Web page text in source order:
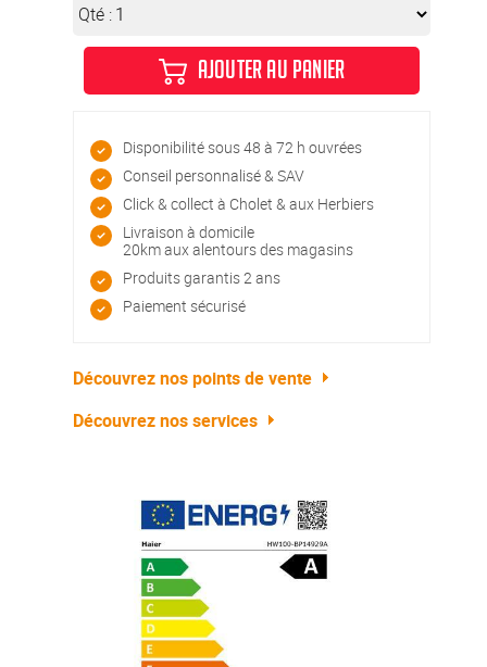
Qté :
AJOUTER AU PANIER
Disponibilité sous 48 à 72 h ouvrées
Conseil personnalisé & SAV
Click & collect à Cholet & aux Herbiers
Livraison à domicile
20km aux alentours des magasins
Produits garantis 2 ans
Paiement sécurisé
Découvrez nos points de vente
Découvrez nos services